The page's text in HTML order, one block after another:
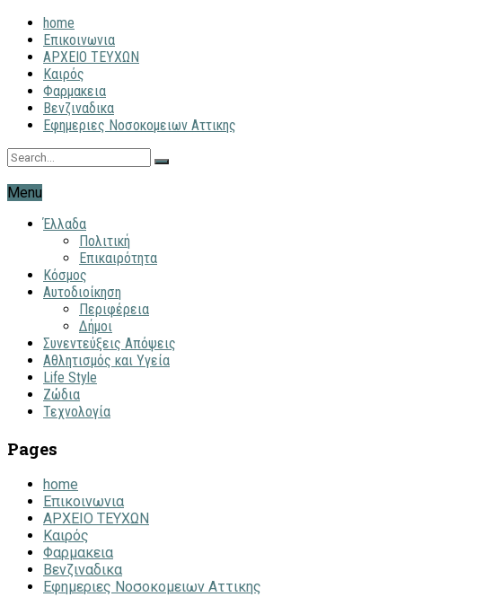
home
Επικοινωνια
ΑΡΧΕΙΟ ΤΕΥΧΩΝ
Καιρός
Φαρμακεια
Βενζιναδικα
Εφημεριες Νοσοκομειων Αττικης
Menu
Έλλαδα
Πολιτική
Επικαιρότητα
Κόσμος
Αυτοδιοίκηση
Περιφέρεια
Δήμοι
Συνεντεύξεις Απόψεις
Αθλητισμός και Υγεία
Life Style
Ζώδια
Τεχνολογία
Pages
home
Επικοινωνια
ΑΡΧΕΙΟ ΤΕΥΧΩΝ
Καιρός
Φαρμακεια
Βενζιναδικα
Εφημεριες Νοσοκομειων Αττικης